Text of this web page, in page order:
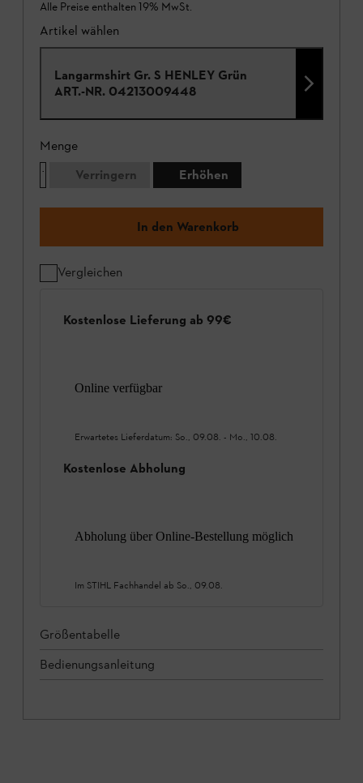
Alle Preise enthalten 19% MwSt.
Artikel wählen
Langarmshirt Gr. S HENLEY Grün
ART.-NR. 04213009448
Menge
Verringern
Erhöhen
In den Warenkorb
Vergleichen
Kostenlose Lieferung ab 99€
Online verfügbar
Erwartetes Lieferdatum: So., 09.08. - Mo., 10.08.
Kostenlose Abholung
Abholung über Online-Bestellung möglich
Im STIHL Fachhandel ab So., 09.08.
Größentabelle
Bedienungsanleitung